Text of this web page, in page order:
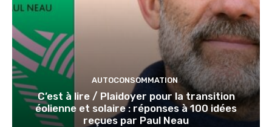
AUTOCONSOMMATION
C’est à lire / Plaidoyer pour la transition
éolienne et solaire : réponses à 100 idées
reçues par Paul Neau